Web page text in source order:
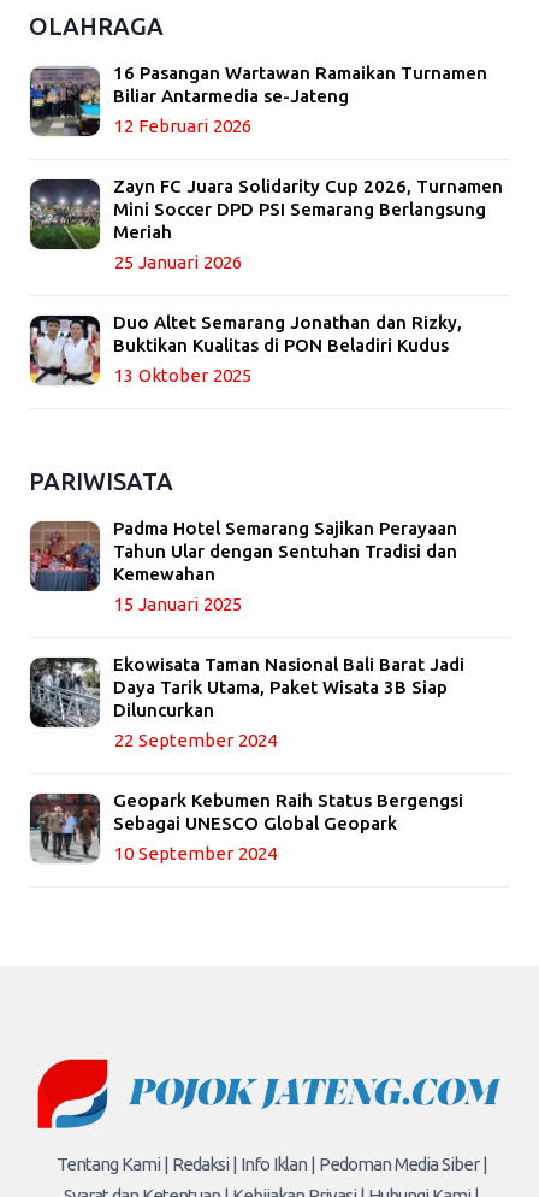
OLAHRAGA
16 Pasangan Wartawan Ramaikan Turnamen
Biliar Antarmedia se-Jateng
12 Februari 2026
Zayn FC Juara Solidarity Cup 2026, Turnamen
Mini Soccer DPD PSI Semarang Berlangsung
Meriah
25 Januari 2026
Duo Altet Semarang Jonathan dan Rizky,
Buktikan Kualitas di PON Beladiri Kudus
13 Oktober 2025
PARIWISATA
Padma Hotel Semarang Sajikan Perayaan
Tahun Ular dengan Sentuhan Tradisi dan
Kemewahan
15 Januari 2025
Ekowisata Taman Nasional Bali Barat Jadi
Daya Tarik Utama, Paket Wisata 3B Siap
Diluncurkan
22 September 2024
Geopark Kebumen Raih Status Bergengsi
Sebagai UNESCO Global Geopark
10 September 2024
Tentang Kami | Redaksi | Info Iklan | Pedoman Media Siber |